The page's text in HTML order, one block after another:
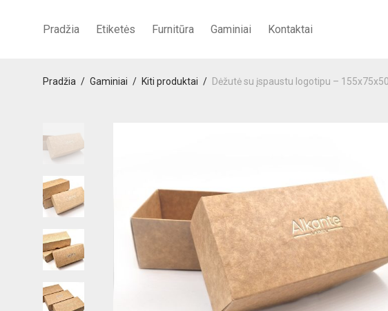
Pradžia Etiketės Furnitūra Gaminiai Kontaktai
Pradžia / Gaminiai / Kiti produktai / Dėžutė su įspaustu logotipu –